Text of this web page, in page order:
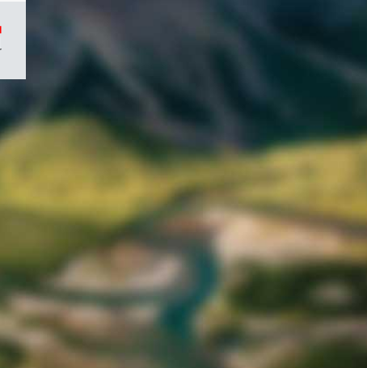
/
gouvernement
du